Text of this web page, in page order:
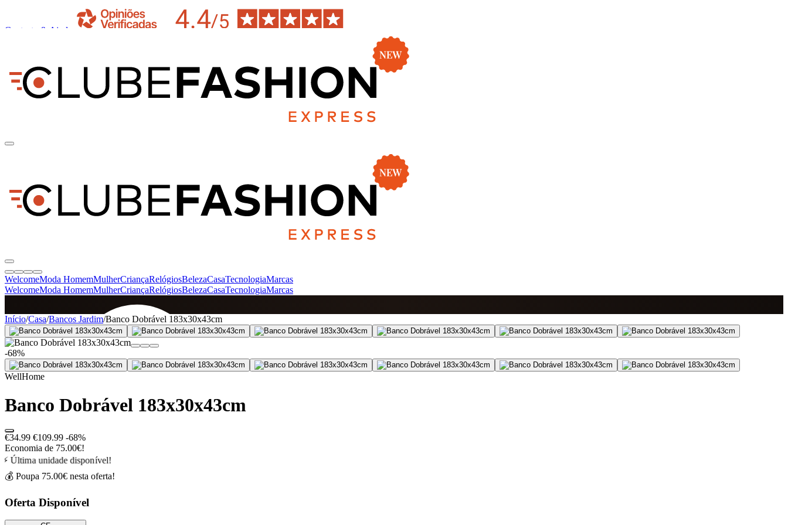
Contacto & Ajuda
WelcomeModa HomemMulherCriançaRelógiosBelezaCasaTecnologiaMarcas
WelcomeModa HomemMulherCriançaRelógiosBelezaCasaTecnologiaMarcas
SINCE 2005
+de 36.000 reviews
Início/Casa/Bancos Jardim/Banco Dobrável 183x30x43cm
-68%
WellHome
Banco Dobrável 183x30x43cm
€34.99 €109.99 -68%
Economia de 75.00€!
⚡ Última unidade disponível!
💰 Poupa 75.00€ nesta oferta!
Oferta Disponível